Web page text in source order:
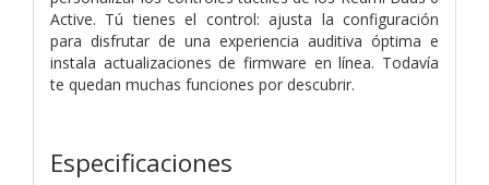
Active. Tú tienes el control: ajusta la configuración
para disfrutar de una experiencia auditiva óptima e
instala actualizaciones de firmware en línea. Todavía
te quedan muchas funciones por descubrir.
Especificaciones